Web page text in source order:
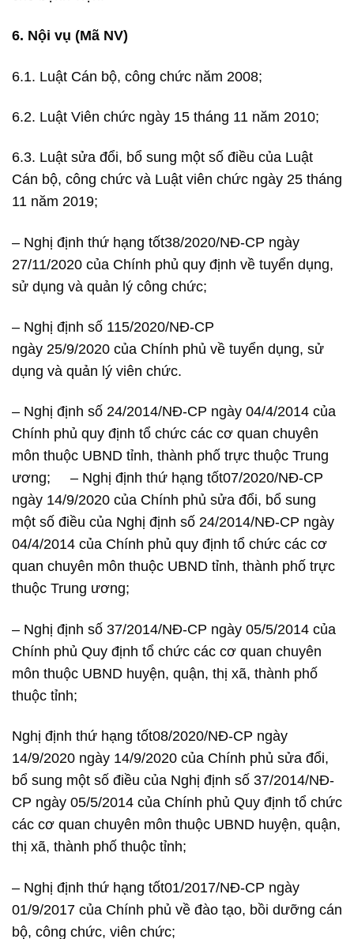
6. Nội vụ (Mã NV)
6.1. Luật Cán bộ, công chức năm 2008;
6.2. Luật Viên chức ngày 15 tháng 11 năm 2010;
6.3. Luật sửa đổi, bổ sung một số điều của Luật
Cán bộ, công chức và Luật viên chức ngày 25 tháng
11 năm 2019;
– Nghị định thứ hạng tốt38/2020/NĐ-CP ngày
27/11/2020 của Chính phủ quy định về tuyển dụng,
sử dụng và quản lý công chức;
– Nghị định số 115/2020/NĐ-CP
ngày 25/9/2020 của Chính phủ về tuyển dụng, sử
dụng và quản lý viên chức.
– Nghị định số 24/2014/NĐ-CP ngày 04/4/2014 của
Chính phủ quy định tổ chức các cơ quan chuyên
môn thuộc UBND tỉnh, thành phố trực thuộc Trung
ương; – Nghị định thứ hạng tốt07/2020/NĐ-CP
ngày 14/9/2020 của Chính phủ sửa đổi, bổ sung
một số điều của Nghị định số 24/2014/NĐ-CP ngày
04/4/2014 của Chính phủ quy định tổ chức các cơ
quan chuyên môn thuộc UBND tỉnh, thành phố trực
thuộc Trung ương;
– Nghị định số 37/2014/NĐ-CP ngày 05/5/2014 của
Chính phủ Quy định tổ chức các cơ quan chuyên
môn thuộc UBND huyện, quận, thị xã, thành phố
thuộc tỉnh;
Nghị định thứ hạng tốt08/2020/NĐ-CP ngày
14/9/2020 ngày 14/9/2020 của Chính phủ sửa đổi,
bổ sung một số điều của Nghị định số 37/2014/NĐ-
CP ngày 05/5/2014 của Chính phủ Quy định tổ chức
các cơ quan chuyên môn thuộc UBND huyện, quận,
thị xã, thành phố thuộc tỉnh;
– Nghị định thứ hạng tốt01/2017/NĐ-CP ngày
01/9/2017 của Chính phủ về đào tạo, bồi dưỡng cán
bộ, công chức, viên chức;